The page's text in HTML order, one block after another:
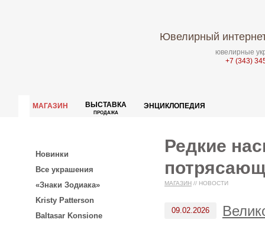
Ювелирный
ювелирные
+7 (343)
МАГАЗИН ВЫСТАВКА
ПРОДАЖА
ЭНЦИКЛОПЕДИЯ
Новинки
Все украшения
«Знаки Зодиака»
Kristy Patterson
Baltasar Konsione
Редкие
МАГАЗИН // НОВОСТИ
09.02.2026